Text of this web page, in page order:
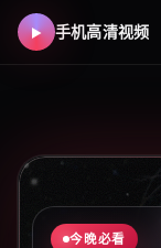
手机高清视频
手机高
今晚必看